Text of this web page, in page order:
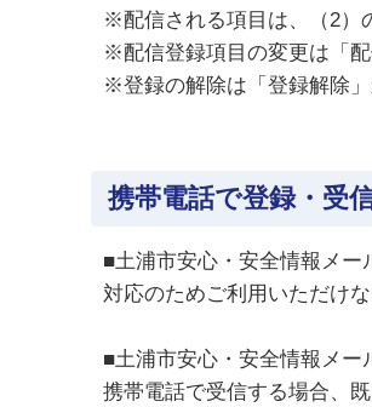
※配信される項目は、（2）
※配信登録項目の変更は「配
※登録の解除は「登録解除」
携帯電話で登録・受
■土浦市安心・安全情報メー
対応のためご利用いただけ
■土浦市安心・安全情報メー
携帯電話で受信する場合、